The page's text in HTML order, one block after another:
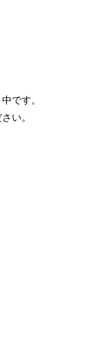
です。
い。